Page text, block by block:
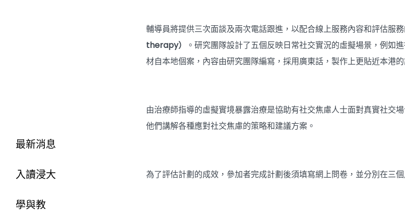
最新消息
入讀浸大
學與教
輔導員將提供三次面談及兩次電話跟進，以配合線上服務內容和評估服
therapy）
。研究團隊設計了五個反映日常社交實況的虛擬場景，例如
材自本地個案，內容由研究團隊編寫，採用廣東話，製作上更貼近本港
由治療師指導的虛擬實境暴露治療是協助有社交焦慮人士面對真實社交
他們講解各種應對社交焦慮的策略和建議方案。
為了評估計劃的成效，參加者完成計劃後須填寫網上問卷，並分別在三